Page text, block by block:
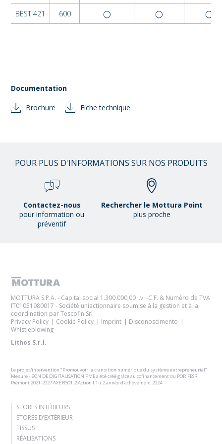
BEST 421 600 ◯ ◯ ◯
Documentation
Brochure Fiche technique
POUR PLUS D'INFORMATIONS SUR NOS PRODUITS
Contactez-nous
pour information ou
préventif
Rechercher le Mottura Point
plus proche
MOTTURA S.P.A. - Capital social 1.300.000,00 i.v. -C.F. & Numéro de TVA
IT01051980017 - Société uniactionnaire soumise à la gestion et à la
coordination par Tescofin Srl
Privacy Policy
Cookie Policy Imprint
Disconoscimento
Whistleblowing
Lithos S.r.l.
Le projet/intervention "Promouvoir la transition numérique du système entrepreneurial"
Mesure - BON DE DIGITALISATION PME a été créé grâce au cofinancement du POR FESR
Piémont 2021-2027 AXE RSO1.2 Action I.1ii.2 année d'achèvement 2024
STORES INTÉRIEURS
STORES D’EXTÉRIEUR
TISSUS
RÉALISATIONS